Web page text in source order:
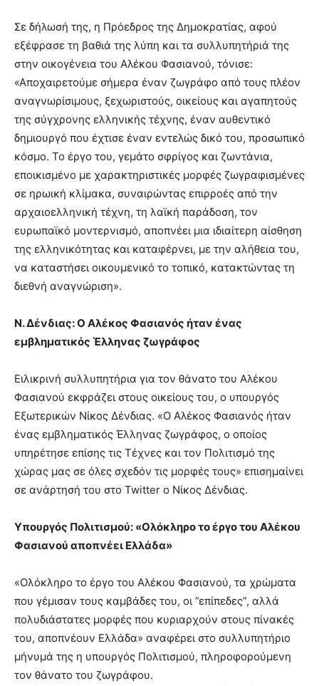
Σε δήλωσή της, η Πρόεδρος της Δημοκρατίας, αφού
εξέφρασε τη βαθιά της λύπη και τα συλλυπητήριά της
στην οικογένεια του Αλέκου Φασιανού, τόνισε:
«Αποχαιρετούμε σήμερα έναν ζωγράφο από τους πλέον
αναγνωρίσιμους, ξεχωριστούς, οικείους και αγαπητούς
της σύγχρονης ελληνικής τέχνης, έναν αυθεντικό
δημιουργό που έχτισε έναν εντελώς δικό του, προσωπικό
κόσμο. Το έργο του, γεμάτο σφρίγος και ζωντάνια,
εποικισμένο με χαρακτηριστικές μορφές ζωγραφισμένες
σε ηρωική κλίμακα, συναιρώντας επιρροές από την
αρχαιοελληνική τέχνη, τη λαϊκή παράδοση, τον
ευρωπαϊκό μοντερνισμό, αποπνέει μια ιδιαίτερη αίσθηση
της ελληνικότητας και καταφέρνει, με την αλήθεια του,
να καταστήσει οικουμενικό το τοπικό, κατακτώντας τη
διεθνή αναγνώριση».
Ν. Δένδιας: Ο Αλέκος Φασιανός ήταν ένας
εμβληματικός Έλληνας ζωγράφος
Ειλικρινή συλλυπητήρια για τον θάνατο του Αλέκου
Φασιανού εκφράζει στους οικείους του, ο υπουργός
Εξωτερικών Νίκος Δένδιας. «Ο Αλέκος Φασιανός ήταν
ένας εμβληματικός Έλληνας ζωγράφος, ο οποίος
υπηρέτησε επίσης τις Τέχνες και τον Πολιτισμό της
χώρας μας σε όλες σχεδόν τις μορφές τους» επισημαίνει
σε ανάρτησή του στο Twitter ο Νίκος Δένδιας.
Υπουργός Πολιτισμού: «Ολόκληρο το έργο του Αλέκου
Φασιανού αποπνέει Ελλάδα»
«Ολόκληρο το έργο του Αλέκου Φασιανού, τα χρώματα
που γέμισαν τους καμβάδες του, οι ”επίπεδες”, αλλά
πολυδιάστατες μορφές που κυριαρχούν στους πίνακές
του, αποπνέουν Ελλάδα» αναφέρει στο συλλυπητήριο
μήνυμά της η υπουργός Πολιτισμού, πληροφορούμενη
τον θάνατο του ζωγράφου.